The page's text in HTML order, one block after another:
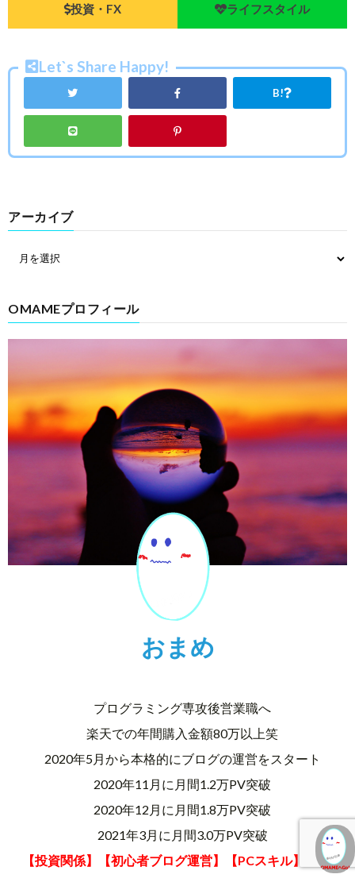
投資・FX ライフスタイル
Let`s Share Happy!
B!
アーカイブ
OMAMEプロフィール
おまめ
プログラミング専攻後営業職へ
楽天での年間購入金額80万以上笑
2020年5月から本格的にブログの運営をスタート
2020年11月に月間1.2万PV突破
2020年12月に月間1.8万PV突破
2021年3月に月間3.0万PV突破
【投資関係】【初心者ブログ運営】【PCスキル】【ライ